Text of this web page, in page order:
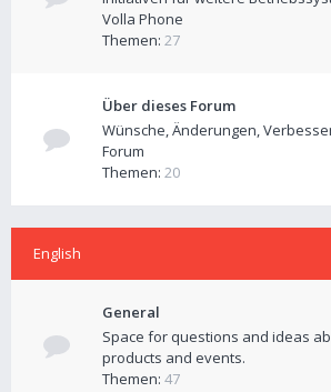
Volla Phone
Themen: 27
Über dieses Forum
Wünsche, Änderungen,
Forum
Themen: 20
English
General
Space for questions and ideas
products and events.
Themen: 47